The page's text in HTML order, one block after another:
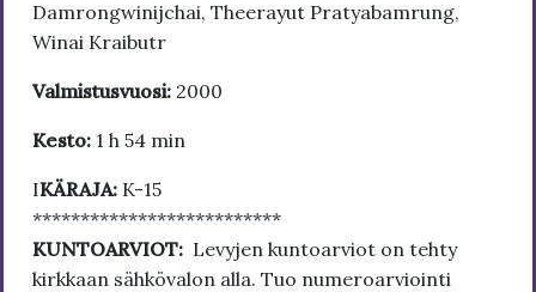
Damrongwinijchai, Theerayut Pratyabamrung,
Winai Kraibutr
Valmistusvuosi: 2000
Kesto: 1 h 54 min
IKÄRAJA: K-15
**************************
KUNTOARVIOT: Levyjen kuntoarviot on tehty
kirkkaan sähkövalon alla. Tuo numeroarviointi